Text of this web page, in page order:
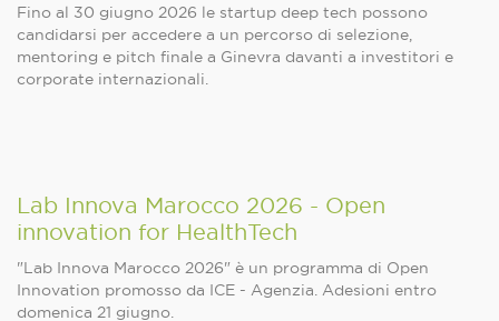
Fino al 30 giugno 2026 le startup deep tech possono
candidarsi per accedere a un percorso di selezione,
mentoring e pitch finale a Ginevra davanti a investitori e
corporate internazionali.
Lab Innova Marocco 2026 - Open
innovation for HealthTech
"Lab Innova Marocco 2026" è un programma di Open
Innovation promosso da ICE - Agenzia. Adesioni entro
domenica 21 giugno.